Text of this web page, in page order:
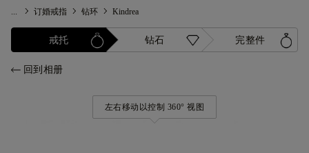
... 订婚戒指 钻环 Kindrea
戒托 钻石 完整件
回到相册
左右移动以控制 360° 视图